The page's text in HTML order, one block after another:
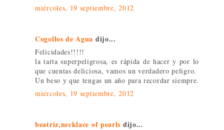
miércoles, 19 septiembre, 2012
Cogollos de Agua dijo...
Felicidades!!!!!
la tarta superpeligrosa, es rápida de hacer y por lo
que cuentas deliciosa, vamos un verdadero peligro.
Un beso y que tengas un año para recordar siempre.
miércoles, 19 septiembre, 2012
beatriz,necklace of pearls dijo...